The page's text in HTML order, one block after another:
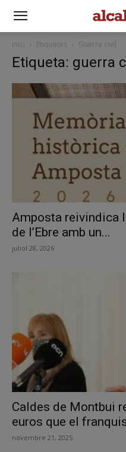
Inici Etiquetes Guerra civil
Etiqueta: guerra
Amposta reivindica
de l’Ebre amb un...
juliol 28, 2026
Caldes de Montbui
euros que el
novembre 21, 2025